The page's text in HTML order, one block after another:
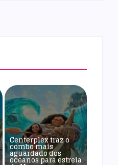
Centerplex traz o
combo mais
aguardado dos
oceanos para estreia